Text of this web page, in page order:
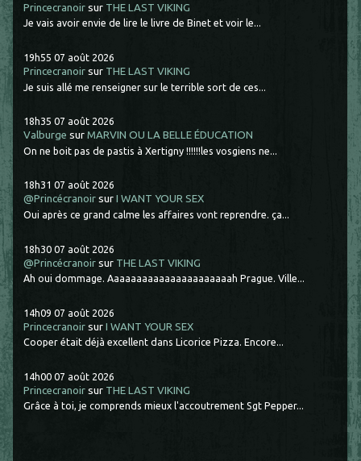
Princecranoir sur THE LAST VIKING
Je vais avoir envie de lire le livre de Binet et voir le...
19h55 07 août 2026
Princecranoir sur THE LAST VIKING
Je suis allé me renseigner sur le terrible sort de ces...
18h35 07 août 2026
Valburge surMARVIN OU LA BELLE ÉDUCATION
On ne boit pas de pastis à Xertigny !!!!!!les vosgiens ne...
18h31 07 août 2026
@Princécranoir surI WANT YOUR SEX
Oui après ce grand calme les affaires vont reprendre. ça...
18h30 07 août 2026
@Princécranoir sur THE LAST VIKING
Ah oui dommage. Aaaaaaaaaaaaaaaaaaaaaah Prague. Ville...
14h09 07 août 2026
Princecranoir surI WANT YOUR SEX
Cooper était déjà excellent dans Licorice Pizza. Encore...
14h00 07 août 2026
Princecranoir sur THE LAST VIKING
Grâce à toi, je comprends mieux l'accoutrement Sgt Pepper...